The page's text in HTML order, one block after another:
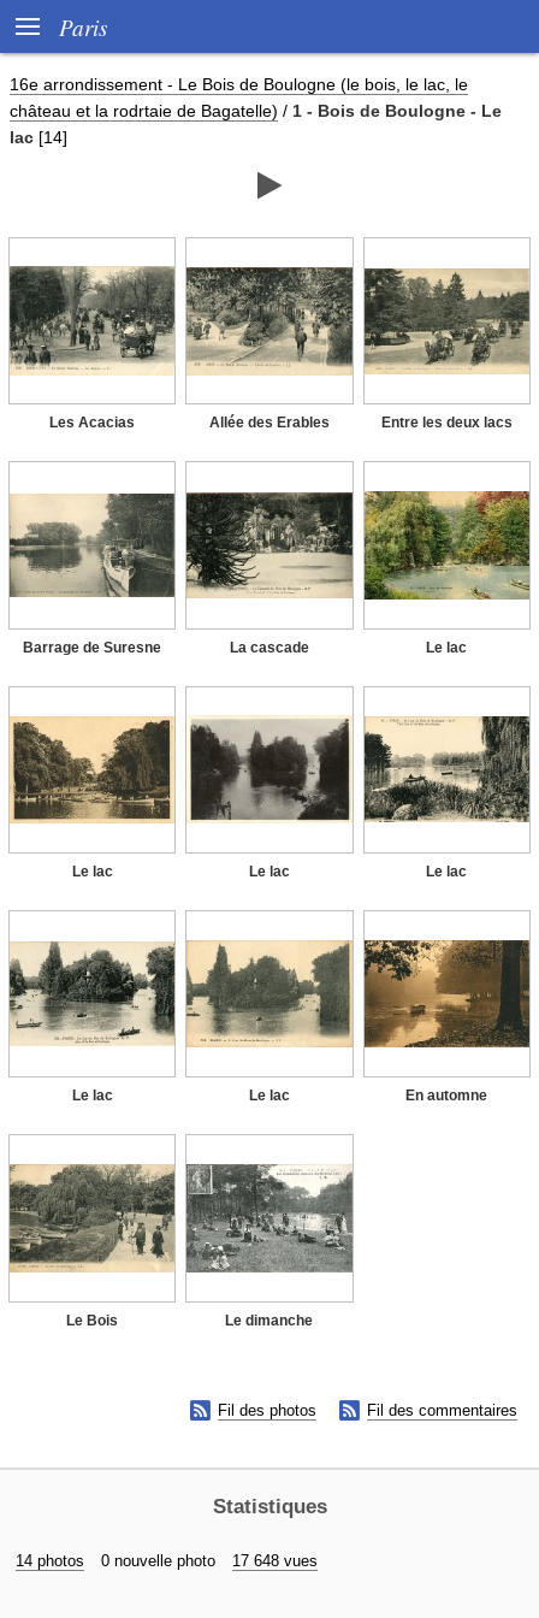
 Paris
16e arrondissement - Le Bois de Boulogne (le bois, le lac, le
château et la rodrtaie de Bagatelle) / 1 - Bois de Boulogne - Le
lac [14]

Les Acacias Allée des Erables Entre les deux lacs
Barrage de Suresne La cascade Le lac
Le lac Le lac Le lac
Le lac Le lac En automne
Le Bois Le dimanche
 Fil des photos  Fil des commentaires
Statistiques
14 photos 0 nouvelle photo 17 648 vues